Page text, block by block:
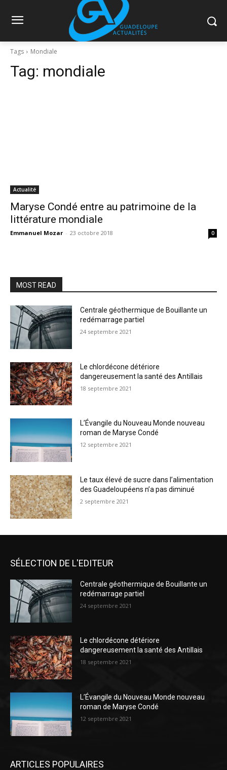
Tags Mondiale
Tag: mondiale
Actualité
Maryse Condé entre au patrimoine de la
littérature mondiale
Emmanuel Mozar - 23 octobre 2018 0
MOST READ
Centrale géothermique de Bouillante un
redémarrage partiel
24 septembre 2021
Le chlordécone détériore
dangereusement la santé des Antillais
18 septembre 2021
L’Évangile du Nouveau Monde nouveau
roman de Maryse Condé
12 septembre 2021
Le taux élevé de sucre dans l’alimentation
des Guadeloupéens n’a pas diminué
2 septembre 2021
SÉLECTION DE L'EDITEUR
Centrale géothermique de Bouillante un
redémarrage partiel
24 septembre 2021
Le chlordécone détériore
dangereusement la santé des Antillais
18 septembre 2021
L’Évangile du Nouveau Monde nouveau
roman de Maryse Condé
12 septembre 2021
ARTICLES POPULAIRES